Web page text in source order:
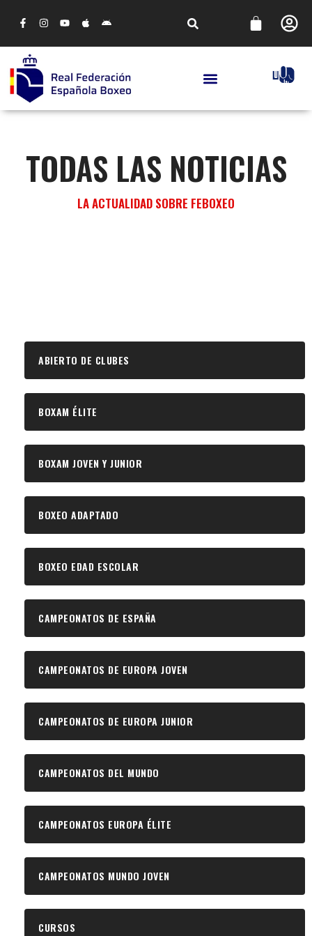
TODAS LAS NOTICIAS
LA ACTUALIDAD SOBRE FEBOXEO
ABIERTO DE CLUBES
BOXAM ÉLITE
BOXAM JOVEN Y JUNIOR
BOXEO ADAPTADO
BOXEO EDAD ESCOLAR
CAMPEONATOS DE ESPAÑA
CAMPEONATOS DE EUROPA JOVEN
CAMPEONATOS DE EUROPA JUNIOR
CAMPEONATOS DEL MUNDO
CAMPEONATOS EUROPA ÉLITE
CAMPEONATOS MUNDO JOVEN
CURSOS